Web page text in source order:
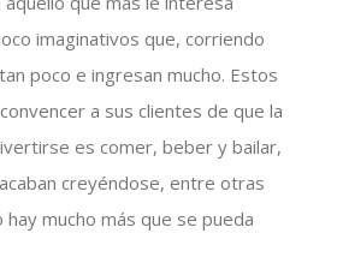
imaginativos que, corriendo
poco e ingresan mucho. Estos
a sus clientes de que la
es comer, beber y bailar,
creyéndose, entre otras
mucho más que se pueda